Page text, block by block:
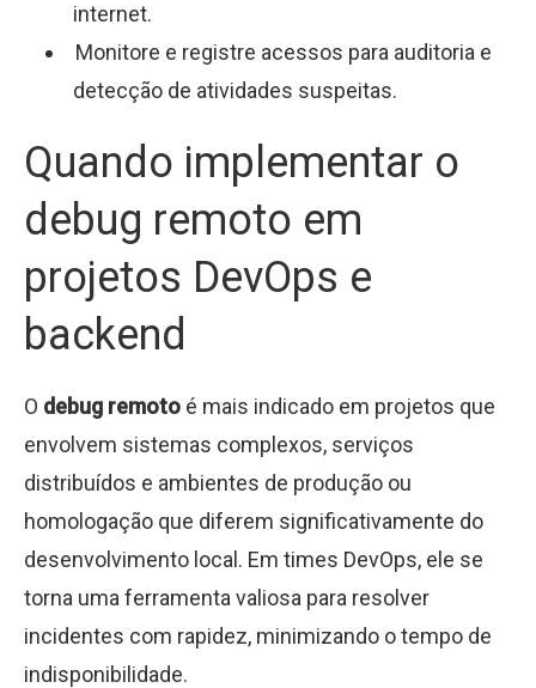
internet.
Monitore e registre acessos para auditoria e
detecção de atividades suspeitas.
Quando implementar o
debug remoto em
projetos DevOps e
backend
O debug remoto é mais indicado em projetos que
envolvem sistemas complexos, serviços
distribuídos e ambientes de produção ou
homologação que diferem significativamente do
desenvolvimento local. Em times DevOps, ele se
torna uma ferramenta valiosa para resolver
incidentes com rapidez, minimizando o tempo de
indisponibilidade.